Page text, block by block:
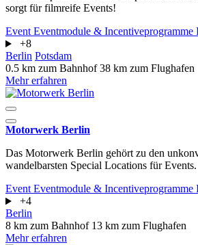
sorgt für filmreife Events!
Event Eventmodule & Incentiveprogramme
+8
Berlin Potsdam
0.5 km zum Bahnhof38 km zum Flughafen
Mehr erfahren
Motorwerk Berlin
Das Motorwerk Berlin gehört zu den
wandelbarsten Special Locations für Events.
Event Eventmodule & Incentiveprogramme
+4
Berlin
8 km zum Bahnhof 13 km zum Flughafen
Mehr erfahren